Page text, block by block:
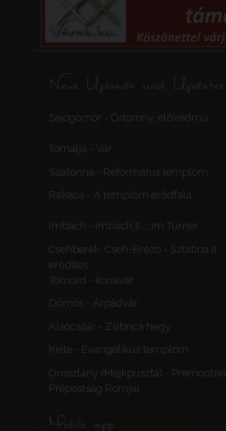
Neue Uploads und Updates
Sajógömör - Őrtorony, elővédmű
Tornalja - Vár
Szalonna - Református templom
Rakaca - A templom erődfala
Imbach - Imbach II., „Im Turner”
Csehberek, Cseh-Brézó - Szlatina II.
erődítés
Tömörd - Ilonavár
Dömös - Árpádvár
Alsócsitár - Zsibrica hegy
Kiéte - Evangélikus templom
Oroszlány (Majkpuszta) - Premontrei
Prépostság Romjai
Mobile app